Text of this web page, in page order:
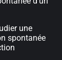
une
spontanée